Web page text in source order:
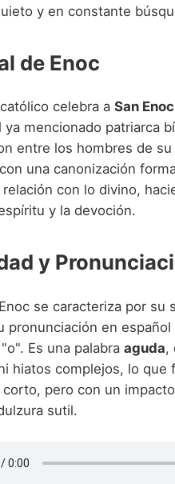
y en constante
de Enoc
celebra a San Enoc
ya mencionado patriarca
entre los hombres de
una canonización
con lo divino,
y la devoción.
y
se caracteriza por
pronunciación en
Es una palabra aguda,
hiatos complejos, lo que
pero con un
sutil.